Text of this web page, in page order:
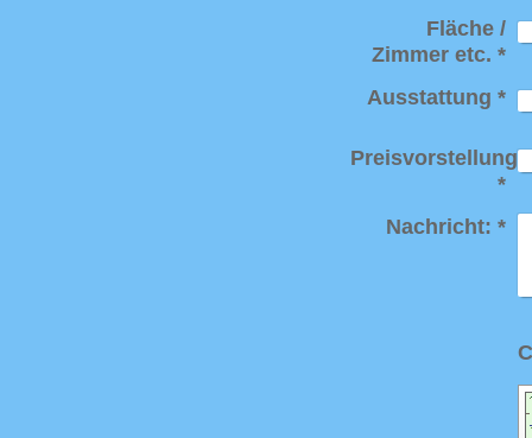
Fläche /
Zimmer etc. *
Ausstattung *
Preisvorstellung
*
Nachricht: *